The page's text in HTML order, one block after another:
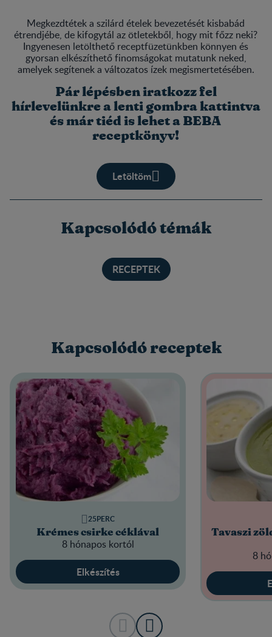
Megkezdtétek a szilárd ételek bevezetését kisbabád
étrendjébe, de kifogytál az ötletekből, hogy mit főzz neki?
Ingyenesen letölthető receptfüzetünkben könnyen és
gyorsan elkészíthető finomságokat mutatunk neked,
amelyek segítenek a változatos ízek megismertetésében.
Pár lépésben iratkozz fel
hírlevelünkre a lenti gombra kattintva
és már tiéd is lehet a BEBA
receptkönyv!
Letöltöm
Kapcsolódó témák
RECEPTEK
Kapcsolódó receptek
Krémes csirke céklával
8 hónapos kortól
25PERC
Elkészítés
Tavaszi
8